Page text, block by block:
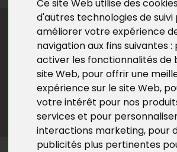
Ce site Web utilise des
d'autres technologies de suivi
améliorer votre expérience
navigation aux fins suivantes :
activer les fonctionnalités de
site Web, pour offrir une
expérience sur le site Web,
votre intérêt pour nos
services et pour
interactions marketing, pour
publicités plus pertinentes